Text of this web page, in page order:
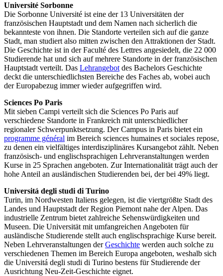
Université Sorbonne
Die Sorbonne Université ist eine der 13 Universitäten der
französischen Hauptstadt und dem Namen nach sicherlich die
bekannteste von ihnen. Die Standorte verteilen sich auf die ganze
Stadt, man studiert also mitten zwischen den Attraktionen der Stadt.
Die Geschichte ist in der Faculté des Lettres angesiedelt, die 22 000
Studierende hat und sich auf mehrere Standorte in der französischen
Hauptstadt verteilt. Das Lehrangebot des Bachelors Geschichte
deckt die unterschiedlichsten Bereiche des Faches ab, wobei auch
der Europabezug immer wieder aufgegriffen wird.
Sciences Po Paris
Mit sieben Campi verteilt sich die Sciences Po Paris auf
verschiedene Standorte in Frankreich mit unterschiedlicher
regionaler Schwerpunktsetzung. Der Campus in Paris bietet ein
programme général im Bereich sciences humaines et sociales repose,
zu denen ein vielfältiges interdisziplinäres Kursangebot zählt. Neben
französisch- und englischsprachigen Lehrveranstaltungen werden
Kurse in 25 Sprachen angeboten. Zur Internationalität trägt auch der
hohe Anteil an ausländischen Studierenden bei, der bei 49% liegt.
Universitá degli studi di Turino
Turin, im Nordwesten Italiens gelegen, ist die viertgrößte Stadt des
Landes und Hauptstadt der Region Piemont nahe der Alpen. Das
industrielle Zentrum bietet zahlreiche Sehenswürdigkeiten und
Museen. Die Universität mit umfangreichen Angeboten für
ausländische Studierende stellt auch englischsprachige Kurse bereit.
Neben Lehrveranstaltungen derGeschichte werden auch solche zu
verschiedenen Themen im Bereich Europa angeboten, weshalb sich
die Universitá degli studi di Turino bestens für Studierende der
Ausrichtung Neu-Zeit-Geschichte eignet.